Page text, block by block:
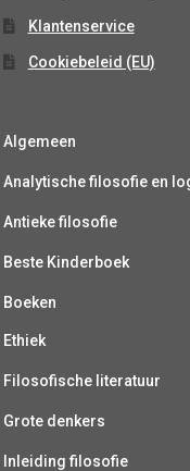
Klantenservice
Cookiebeleid (EU)
Algemeen
Analytische filosofie en
Antieke filosofie
Beste Kinderboek
Boeken
Ethiek
Filosofische literatuur
Grote denkers
Inleiding filosofie